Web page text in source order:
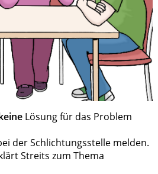
Lösung für das Problem
der Schlichtungsstelle melden.
Streits zum Thema